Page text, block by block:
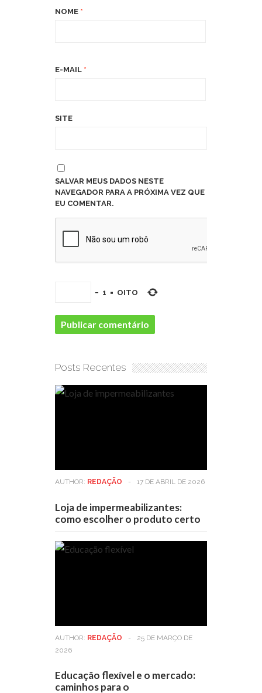
NOME *
E-MAIL *
SITE
SALVAR MEUS DADOS NESTE
NAVEGADOR PARA A PRÓXIMA VEZ QUE
EU COMENTAR.
− 1 = OITO
Posts Recentes
AUTHOR: REDAÇÃO - 17 DE ABRIL DE 2026
Loja de impermeabilizantes:
como escolher o produto certo
AUTHOR: REDAÇÃO -
25 DE MARÇO DE
2026
Educação flexível e o mercado:
caminhos para o